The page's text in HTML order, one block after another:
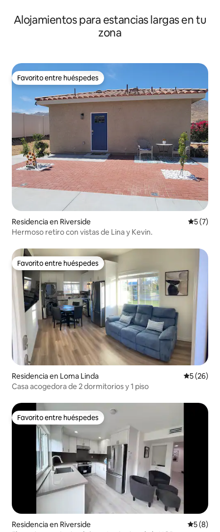
Alojamientos para estancias largas en tu
zona
Favorito entre huéspedes
Favorito entre huéspedes
Residencia en Riverside
5 (7)
Hermoso retiro con vistas de Lina y Kevin.
Favorito entre huéspedes
Favorito entre huéspedes
Residencia en Loma Linda
5 (26)
Casa acogedora de 2 dormitorios y 1 piso
Favorito entre huéspedes
Favorito entre huéspedes
Residencia en Riverside
5 (8)